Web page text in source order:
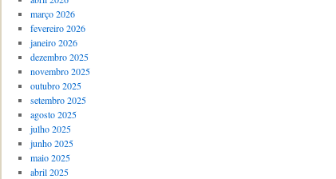
março 2026
fevereiro 2026
janeiro 2026
dezembro 2025
novembro 2025
outubro 2025
setembro 2025
agosto 2025
julho 2025
junho 2025
maio 2025
abril 2025